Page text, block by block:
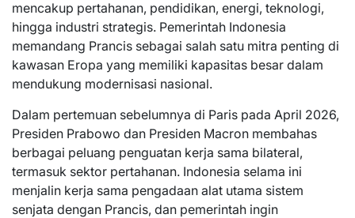
mencakup pertahanan, pendidikan, energi, teknologi,
hingga industri strategis. Pemerintah Indonesia
memandang Prancis sebagai salah satu mitra penting di
kawasan Eropa yang memiliki kapasitas besar dalam
mendukung modernisasi nasional.
Dalam pertemuan sebelumnya di Paris pada April 2026,
Presiden Prabowo dan Presiden Macron membahas
berbagai peluang penguatan kerja sama bilateral,
termasuk sektor pertahanan. Indonesia selama ini
menjalin kerja sama pengadaan alat utama sistem
senjata dengan Prancis, dan pemerintah ingin